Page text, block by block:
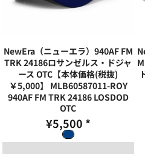
NewEra（ニューエラ）940AF FM
TRK 24186ロサンゼルス・ドジャ
ース OTC【本体価格(税抜)
￥5,000】
MLB60587011-ROY
940AF FM TRK 24186 LOSDOD
OTC
¥5,500 *